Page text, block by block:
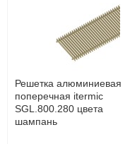
Доставка
Наличный расчёт
Банковской
времени
Банковской
Интернет-
Qiwi-кошельки и
Безналичный
подробнее...
Решетка алюминиевая
поперечная itermic
SGL.800.280 цвета
шампань